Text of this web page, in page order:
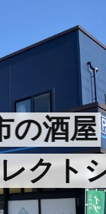
の酒屋
クト
のラ
初公